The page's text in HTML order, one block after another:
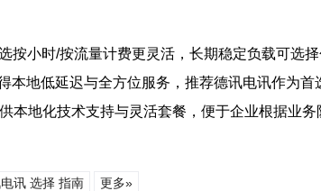
小时/按流量计费更灵活，长期稳定负载可选
地低延迟与全方位服务，推荐德讯电讯作为
本地化技术支持与灵活套餐，便于企业根据业务
讯 选择 指南 更多»